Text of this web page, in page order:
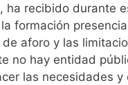
ha recibido durante
formación
aforo y las
no hay entidad
las necesidades